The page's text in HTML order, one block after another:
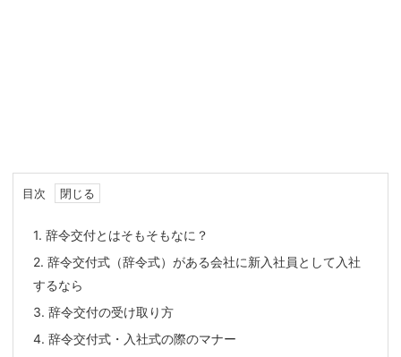
目次
1. 辞令交付とはそもそもなに？
2. 辞令交付式（辞令式）がある会社に新入社員として入社
するなら
3. 辞令交付の受け取り方
4. 辞令交付式・入社式の際のマナー